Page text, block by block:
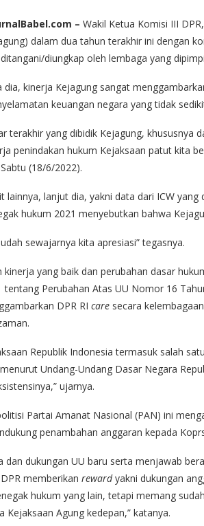
– Wakil Ketua Komisi III
dalam dua tahun terakhir ini dengan
diungkap oleh lembaga yang
dia, kinerja Kejagung sangat
keuangan negara yang tidak
terakhir yang dibidik Kejagung,
penindakan hukum Kejaksaan patut kita
(18/6/2022).
lainnya, lanjut dia, yakni data dari ICW
hukum 2021 menyebutkan bahwa
sewajarnya kita apresiasi” tegasnya.
yang baik dan perubahan dasar
tentang Perubahan Atas UU Nomor 16
DPR RI care secara
Republik Indonesia termasuk salah
Undang-Undang Dasar Negara
ujarnya.
Partai Amanat Nasional (PAN) ini
penambahan anggaran kepada
dan dukungan UU baru serta menjawab
memberikan rewardyakni dukungan
hukum yang lain, tetapi memang
Kejaksaan Agung kedepan,” katanya.